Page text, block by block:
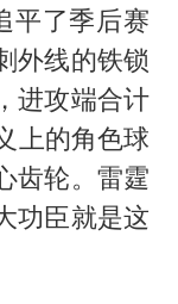
平了季后赛
外线的铁锁
进攻端合计
上的角色球
齿轮。雷霆
功臣就是这